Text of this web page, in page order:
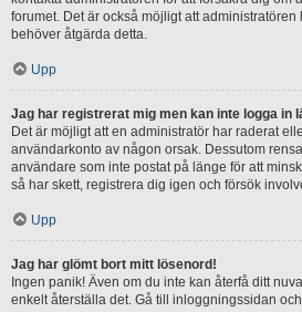
forumet. Det är också möjligt att
behöver åtgärda detta.
Upp
Jag har registrerat mig men kan inte logga in
Det är möjligt att en administratör har raderat
användarkonto av någon orsak. Dessutom
användare som inte postat på länge för att
så har skett, registrera dig igen och försök
Upp
Jag har glömt bort mitt lösenord!
Ingen panik! Även om du inte kan återfå ditt
enkelt återställa det. Gå till inloggningssidan